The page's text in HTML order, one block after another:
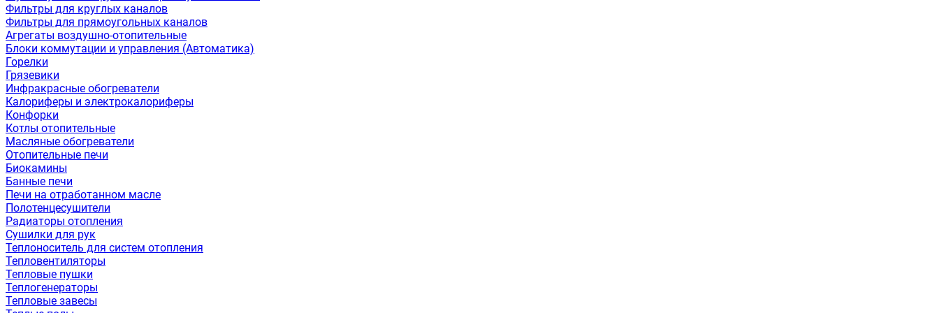
Фильтры для круглых каналов
Фильтры для прямоугольных каналов
Агрегаты воздушно-отопительные
Блоки коммутации и управления (Автоматика)
Горелки
Грязевики
Инфракрасные обогреватели
Калориферы и электрокалориферы
Конфорки
Котлы отопительные
Масляные обогреватели
Отопительные печи
Биокамины
Банные печи
Печи на отработанном масле
Полотенцесушители
Радиаторы отопления
Сушилки для рук
Теплоноситель для систем отопления
Тепловентиляторы
Тепловые пушки
Теплогенераторы
Тепловые завесы